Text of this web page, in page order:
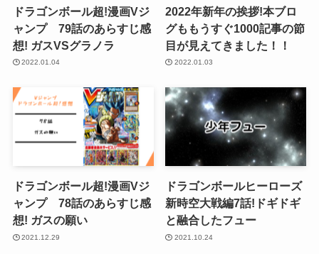
ドラゴンボール超!漫画Vジ
ャンプ 79話のあらすじ感
想! ガスVSグラノラ
2022.01.04
2022年新年の挨拶!本ブロ
グももうすぐ1000記事の節
目が見えてきました！！
2022.01.03
ドラゴンボール超!漫画Vジ
ャンプ 78話のあらすじ感
想! ガスの願い
2021.12.29
ドラゴンボールヒーローズ
新時空大戦編7話!ドギドギ
と融合したフュー
2021.10.24